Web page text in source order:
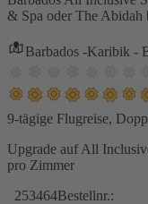
& Spa oder The Abidah
Barbados -Karibik -
9-tägige Flugreise,
Upgrade auf All
pro Zimmer
253464Bestellnr.: